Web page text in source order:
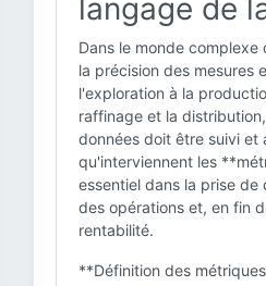
langage de
Dans le monde
la précision des mesures
l'exploration à la
raffinage et la
données doit être suivi et
qu'interviennent les
essentiel dans la prise de
des opérations et, en fin
rentabilité.
**Définition des